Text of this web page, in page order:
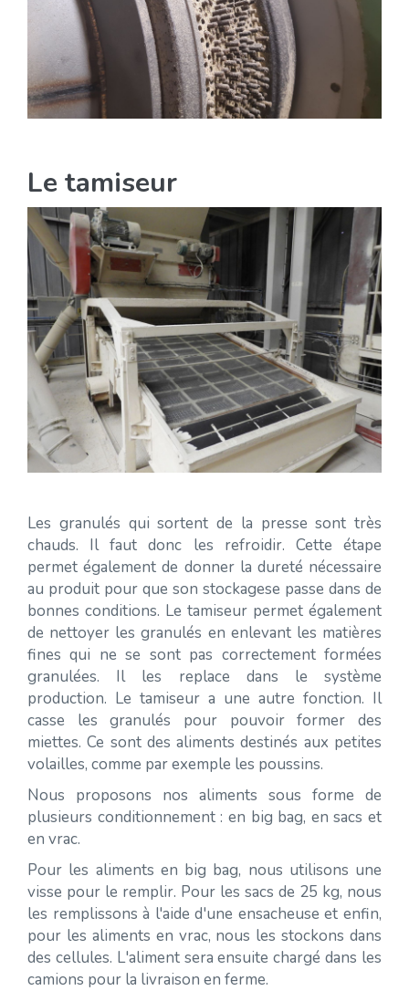
Le tamiseur
Les granulés qui sortent de la presse sont très
chauds. Il faut donc les refroidir. Cette étape
permet également de donner la dureté nécessaire
au produit pour que son stockagese passe dans de
bonnes conditions. Le tamiseur permet également
de nettoyer les granulés en enlevant les matières
fines qui ne se sont pas correctement formées
granulées. Il les replace dans le système
production. Le tamiseur a une autre fonction. Il
casse les granulés pour pouvoir former des
miettes. Ce sont des aliments destinés aux petites
volailles, comme par exemple les poussins.
Nous proposons nos aliments sous forme de
plusieurs conditionnement : en big bag, en sacs et
en vrac.
Pour les aliments en big bag, nous utilisons une
visse pour le remplir. Pour les sacs de 25 kg, nous
les remplissons à l'aide d'une ensacheuse et enfin,
pour les aliments en vrac, nous les stockons dans
des cellules. L'aliment sera ensuite chargé dans les
camions pour la livraison en ferme.